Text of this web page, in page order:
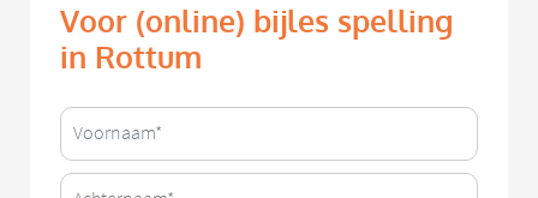
Voor (online) bijles spelling
in Rottum